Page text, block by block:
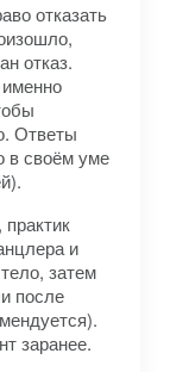
отказать
отказ.
Ответы
в своём уме
и
затем
после
заранее.